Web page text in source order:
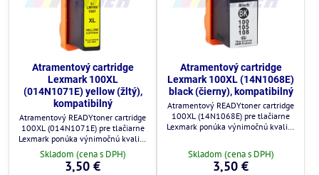
Atramentový cartridge
Lexmark 100XL
(014N1071E) yellow (žltý),
kompatibilný
Atramentový READYtoner cartridge
100XL (014N1071E) pre tlačiarne
Lexmark ponúka výnimočnú kvalitu
za zlomok ceny.
Skladom (cena s DPH)
3,50 €
Atramentový cartridge
Lexmark 100XL (14N1068E)
black (čierny), kompatibilný
Atramentový READYtoner cartridge
100XL (14N1068E) pre tlačiarne
Lexmark ponúka výnimočnú kvalitu
Skladom (cena s DPH)
3,50 €